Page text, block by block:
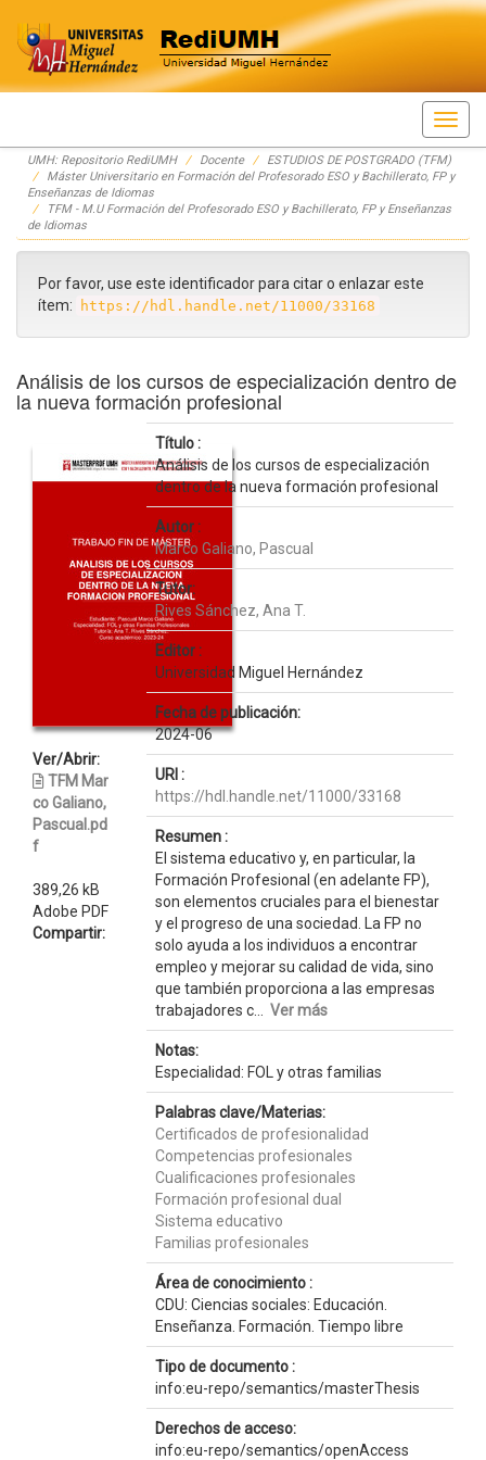
Skip
navigation
UMH: Repositorio RediUMH Docente
ESTUDIOS DE POSTGRADO (TFM)
Máster Universitario en Formación del Profesorado ESO y Bachillerato, FP y
Enseñanzas de Idiomas
TFM - M.U Formación del Profesorado ESO y Bachillerato, FP y Enseñanzas
de Idiomas
Por favor, use este identificador para citar o enlazar este
ítem:
https://hdl.handle.net/11000/33168
Análisis de los cursos de especialización dentro de
la nueva formación profesional
Ver/Abrir:
TFM Mar
co Galiano,
Pascual.pd
f
389,26 kB
Adobe PDF
Compartir:
Título :
Análisis de los cursos de especialización
dentro de la nueva formación profesional
Autor :
Marco Galiano, Pascual
Tutor:
Rives Sánchez, Ana T.
Editor :
Universidad Miguel Hernández
Fecha de publicación:
2024-06
URI :
https://hdl.handle.net/11000/33168
Resumen :
El sistema educativo y, en particular, la
Formación Profesional (en adelante FP),
son elementos cruciales para el bienestar
y el progreso de una sociedad. La FP no
solo ayuda a los individuos a encontrar
empleo y mejorar su calidad de vida, sino
que también proporciona a las empresas
trabajadores c... Ver más
Notas:
Especialidad: FOL y otras familias
Palabras clave/Materias:
Certificados de profesionalidad
Competencias profesionales
Cualificaciones profesionales
Formación profesional dual
Sistema educativo
Familias profesionales
Área de conocimiento :
CDU: Ciencias sociales: Educación.
Enseñanza. Formación. Tiempo libre
Tipo de documento :
info:eu-repo/semantics/masterThesis
Derechos de acceso:
info:eu-repo/semantics/openAccess